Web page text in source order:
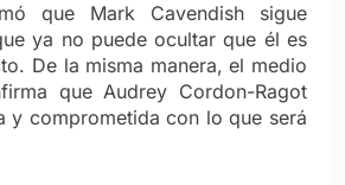
que Mark Cavendish sigue
ya no puede ocultar que él es
De la misma manera, el medio
que Audrey Cordon-Ragot
y comprometida con lo que será